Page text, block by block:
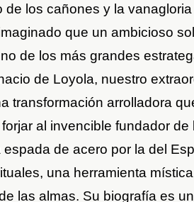
de los cañones y la
que un ambicioso
de los más grandes
de Loyola, nuestro
transformación arrolladora
al invencible fundador
de acero por la del
una herramienta
las almas. Su biografía es